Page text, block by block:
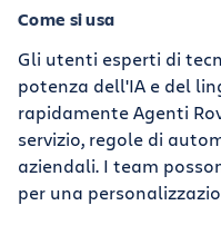
Come si usa
Gli utenti esperti di
potenza dell'IA e del
rapidamente Agenti
servizio, regole di
aziendali. I team
per una